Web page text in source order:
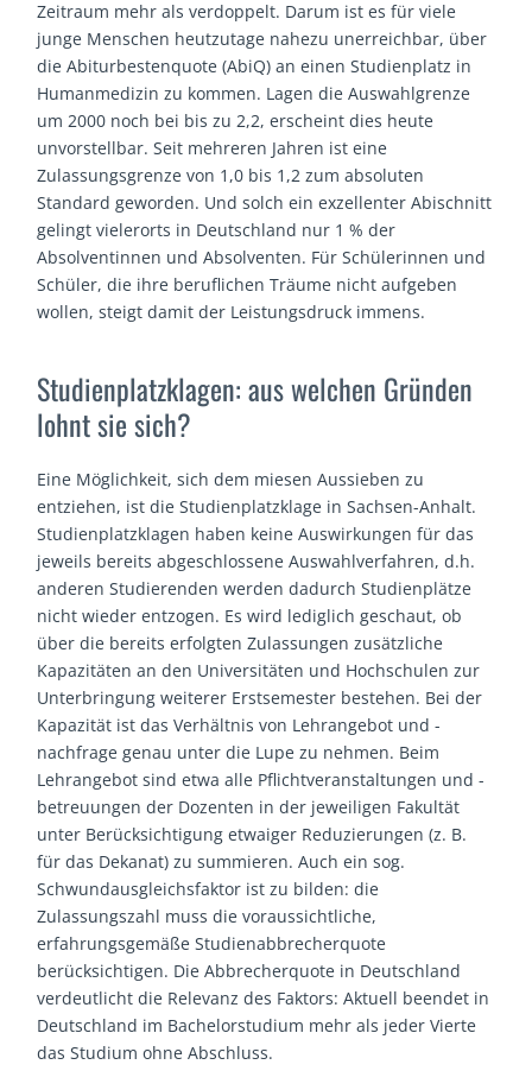
Zeitraum mehr als verdoppelt. Darum ist es für viele
junge Menschen heutzutage nahezu unerreichbar, über
die Abiturbestenquote (AbiQ) an einen Studienplatz in
Humanmedizin zu kommen. Lagen die Auswahlgrenze
um 2000 noch bei bis zu 2,2, erscheint dies heute
unvorstellbar. Seit mehreren Jahren ist eine
Zulassungsgrenze von 1,0 bis 1,2 zum absoluten
Standard geworden. Und solch ein exzellenter Abischnitt
gelingt vielerorts in Deutschland nur 1 % der
Absolventinnen und Absolventen. Für Schülerinnen und
Schüler, die ihre beruflichen Träume nicht aufgeben
wollen, steigt damit der Leistungsdruck immens.
Studienplatzklagen: aus welchen Gründen
lohnt sie sich?
Eine Möglichkeit, sich dem miesen Aussieben zu
entziehen, ist die Studienplatzklage in Sachsen-Anhalt.
Studienplatzklagen haben keine Auswirkungen für das
jeweils bereits abgeschlossene Auswahlverfahren, d.h.
anderen Studierenden werden dadurch Studienplätze
nicht wieder entzogen. Es wird lediglich geschaut, ob
über die bereits erfolgten Zulassungen zusätzliche
Kapazitäten an den Universitäten und Hochschulen zur
Unterbringung weiterer Erstsemester bestehen. Bei der
Kapazität ist das Verhältnis von Lehrangebot und -
nachfrage genau unter die Lupe zu nehmen. Beim
Lehrangebot sind etwa alle Pflichtveranstaltungen und -
betreuungen der Dozenten in der jeweiligen Fakultät
unter Berücksichtigung etwaiger Reduzierungen (z. B.
für das Dekanat) zu summieren. Auch ein sog.
Schwundausgleichsfaktor ist zu bilden: die
Zulassungszahl muss die voraussichtliche,
erfahrungsgemäße Studienabbrecherquote
berücksichtigen. Die Abbrecherquote in Deutschland
verdeutlicht die Relevanz des Faktors: Aktuell beendet in
Deutschland im Bachelorstudium mehr als jeder Vierte
das Studium ohne Abschluss.